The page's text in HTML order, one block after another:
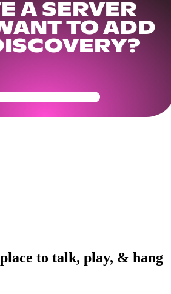
A SERVER
TO ADD
Your Community Ready
to talk, play, & hang